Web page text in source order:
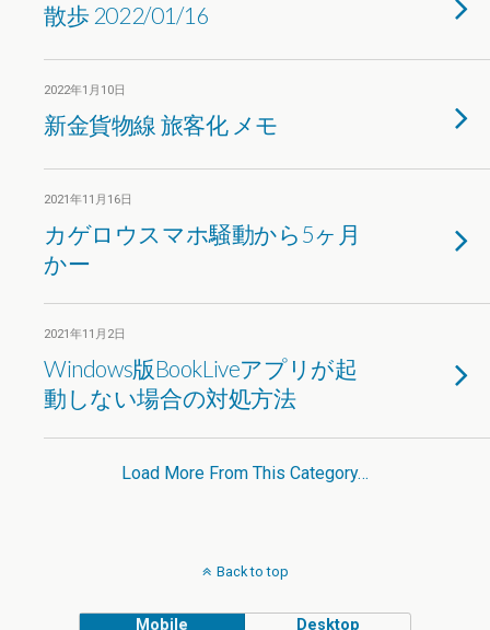
散歩 2022/01/16
2022年1月10日
新金貨物線 旅客化 メモ
2021年11月16日
カゲロウスマホ騒動から5ヶ月
かー
2021年11月2日
Windows版BookLiveアプリが起
動しない場合の対処方法
Load More From This Category…
Back to top
Mobile Desktop